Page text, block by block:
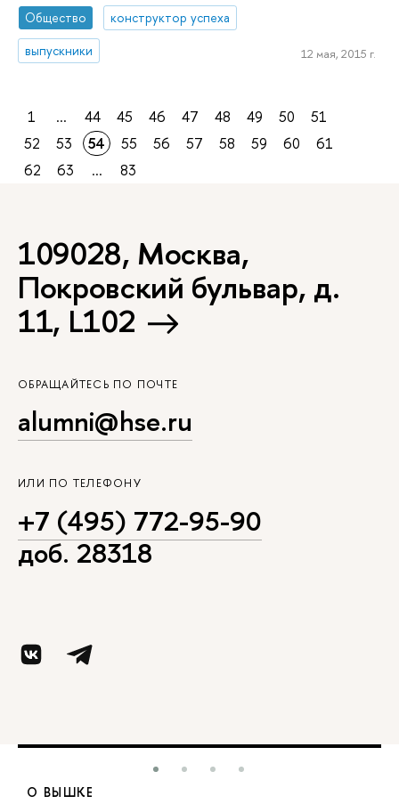
Общество
конструктор успеха
выпускники
12 мая, 2015 г.
1 ... 44 45 46 47 48 49 50
51
52
53 54 55 56 57 58 59 60
61
62
63 ... 83
109028, Москва,
Покровский бульвар, д.
11, L102
ОБРАЩАЙТЕСЬ ПО ПОЧТЕ
alumni@hse.ru
ИЛИ ПО ТЕЛЕФОНУ
+7 (495) 772-95-90
доб. 28318
О ВЫШКЕ